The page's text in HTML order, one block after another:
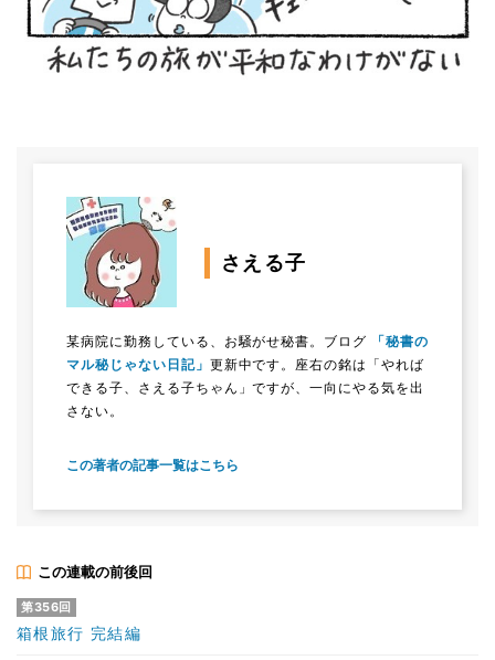
さえる子
某病院に勤務している、お騒がせ秘書。ブログ
「秘書の
マル秘じゃない日記」 更新中です。座右の銘は「やれば
できる子、さえる子ちゃん」ですが、一向にやる気を出
さない。
この著者の記事一覧はこちら
この連載の前後回
第356回
箱根旅行 完結編